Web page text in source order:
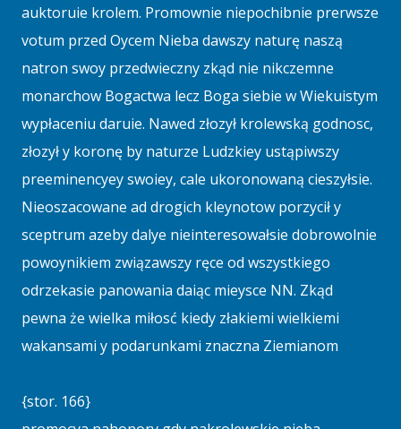
auktoruie krolem. Promownie niepochibnie prerwsze
votum przed Oycem Nieba dawszy naturę naszą
natron swoy przedwieczny zkąd nie nikczemne
monarchow Bogactwa lecz Boga siebie w Wiekuistym
wypłaceniu daruie. Nawed złozył krolewską godnosc,
złozył y koronę by naturze Ludzkiey ustąpiwszy
preeminencyey swoiey, cale ukoronowaną cieszyłsie.
Nieoszacowane ad drogich kleynotow porzycił y
sceptrum azeby dalye nieinteresowałsie dobrowolnie
powoynikiem związawszy ręce od wszystkiego
odrzekasie panowania daiąc mieysce NN. Zkąd
pewna że wielka miłosć kiedy złakiemi wielkiemi
wakansami y podarunkami znaczna Ziemianom
{stor. 166}